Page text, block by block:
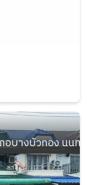
บางบัวทอง นนท